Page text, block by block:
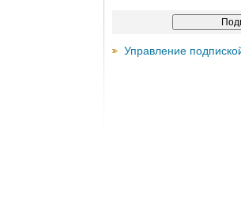
Управление